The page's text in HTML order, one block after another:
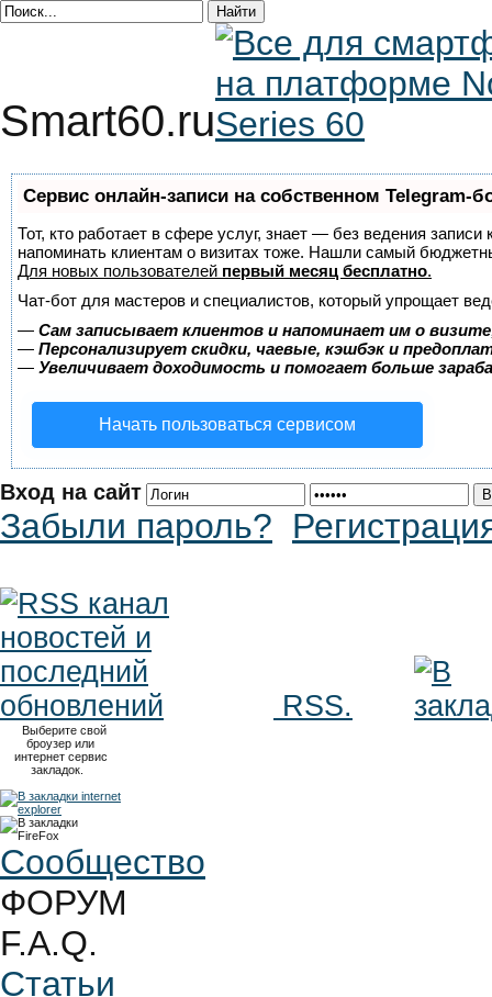
Smart60.ru
Сервис онлайн-записи на собственном Telegram-
Тот, кто работает в сфере услуг, знает — без ведения
напоминать клиентам о визитах тоже. Нашли самый
Для новых пользователей первый месяц бесплатно.
Чат-бот для мастеров и специалистов, который упрощает
— Сам записывает клиентов и напоминает им о
— Персонализирует скидки, чаевые, кэшбэк и
— Увеличивает доходимость и помогает больше
Начать пользоваться сервисом
Вход на сайт
Забыли пароль?
RSS.
Выберите свой
броузер или
интернет сервис
закладок.
Сообщество
ФОРУМ
F.A.Q.
Статьи